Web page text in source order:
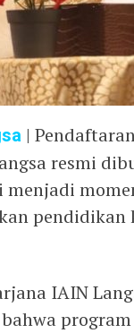
|
resmi
menjadi
IAIN